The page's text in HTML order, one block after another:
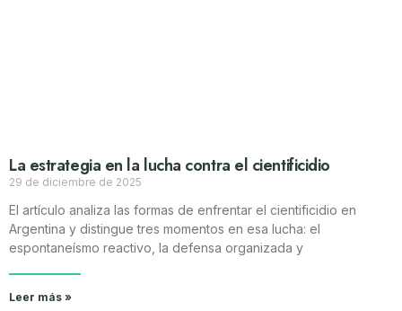
La estrategia en la lucha contra el cientificidio
29 de diciembre de 2025
El artículo analiza las formas de enfrentar el cientificidio en
Argentina y distingue tres momentos en esa lucha: el
espontaneísmo reactivo, la defensa organizada y
Leer más »